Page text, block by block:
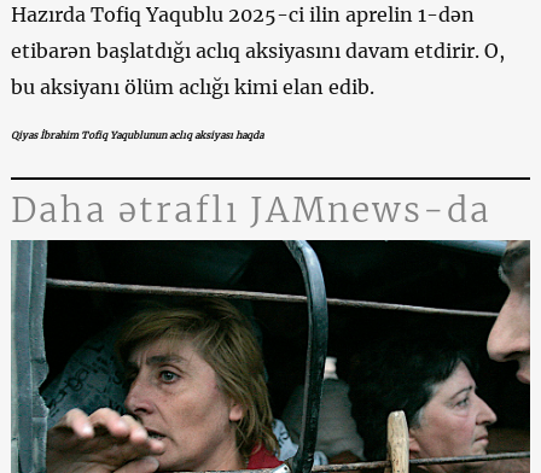
Hazırda Tofiq Yaqublu 2025-ci ilin aprelin 1-dən
etibarən başlatdığı aclıq aksiyasını davam etdirir. O,
bu aksiyanı ölüm aclığı kimi elan edib.
Qiyas İbrahim Tofiq Yaqublunun aclıq aksiyası haqda
Daha ətraflı JAMnews-da